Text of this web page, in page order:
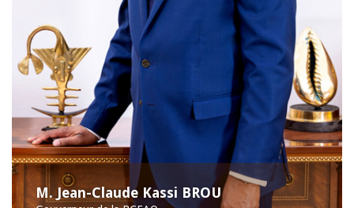
M. Jean-Claude Kassi BROU